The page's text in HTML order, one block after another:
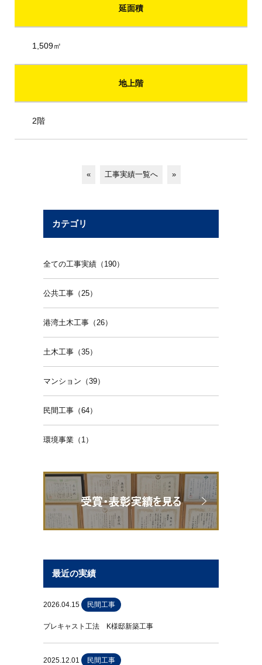
延面積
1,509㎡
地上階
2階
« 工事実績一覧へ »
カテゴリ
全ての工事実績（190）
公共工事（25）
港湾土木工事（26）
土木工事（35）
マンション（39）
民間工事（64）
環境事業（1）
最近の実績
2026.04.15 民間工事
プレキャスト工法 K様邸新築工事
2025.12.01 民間工事